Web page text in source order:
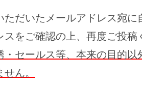
だいたメールアドレス宛に
をご確認の上、再度ご投稿
セールス等、本来の目的
ん。